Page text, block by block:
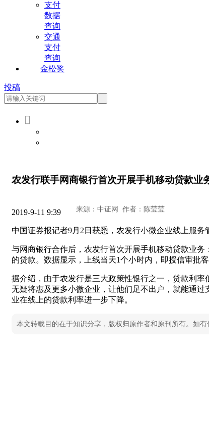
支付
数据
查询
交通
支付
查询
金松奖
投稿

农发行联手网商银行首次开展手机移动贷款业
2019-9-11 9:39
中国证券报记者9月2日获悉，农发行小微企业线上服
与网商银行合作后，农发行首次开展手机移动贷款业
的贷款。数据显示，上线当天1个小时内，即授信审批
据介绍，由于农发行是三大政策性银行之一，贷款利
无疑将惠及更多小微企业，让他们足不出户，就能通
业在线上的贷款利率进一步下降。
本文转载目的在于知识分享，版权归原作者和原刊所有。如有